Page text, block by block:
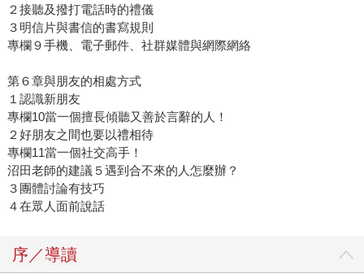
２接聽及撥打電話時的禮儀
３明信片與書信的書寫規則
專欄９手機、電子郵件、社群媒體與網際網絡
第６章與朋友的相處方式
１認識新朋友
專欄10當一個擅長傾聽又善於言辭的人！
２好朋友之間也要以禮相待
專欄11當一個社交高手！
沼田老師的建議５遇到合不來的人怎麼辦？
３團體討論有技巧
４在眾人面前說話
序／導讀